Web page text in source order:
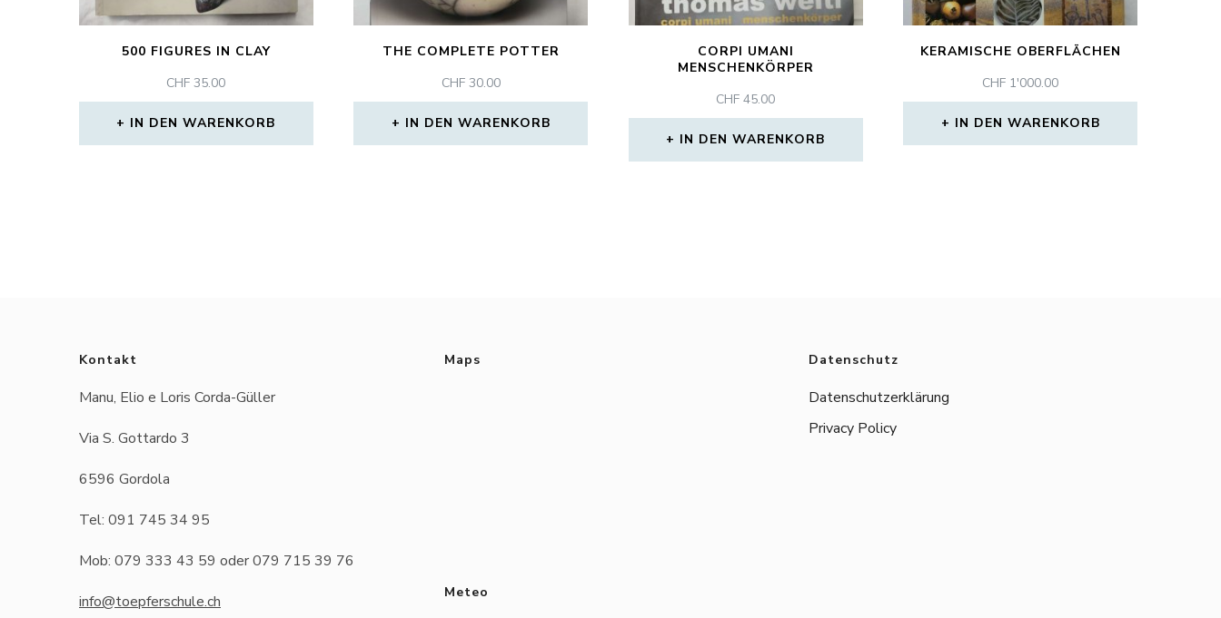
500 FIGURES IN CLAY
CHF 35.00
IN DEN WARENKORB
THE COMPLETE POTTER
CHF30.00
IN DEN WARENKORB
CORPI UMANI
MENSCHENKÖRPER
CHF 45.00
IN DEN WARENKORB
KERAMISCHE OBERFLÄCHEN
CHF 1'000.00
IN DEN WARENKORB
Kontakt
Manu, Elio e Loris Corda-Güller
Via S. Gottardo 3
6596 Gordola
Tel: 091 745 34 95
Mob: 079 333 43 59 oder 079 715 39 76
info@toepferschule.ch
Maps
Meteo
Datenschutz
Datenschutzerklärung
Privacy Policy